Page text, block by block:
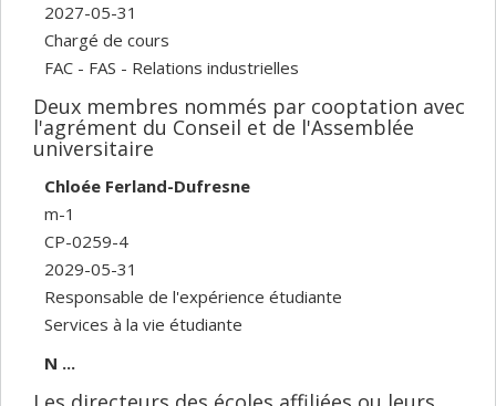
2027-05-31
Chargé de cours
FAC - FAS - Relations industrielles
Deux membres nommés par cooptation avec
l'agrément du Conseil et de l'Assemblée
universitaire
Chloée Ferland-Dufresne
m-1
CP-0259-4
2029-05-31
Responsable de l'expérience étudiante
Services à la vie étudiante
N ...